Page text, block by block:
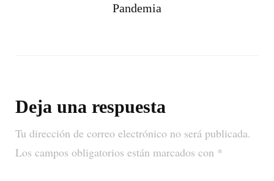
Pandemia
Deja una respuesta
Tu dirección de correo electrónico no será publicada.
Los campos obligatorios están marcados con *